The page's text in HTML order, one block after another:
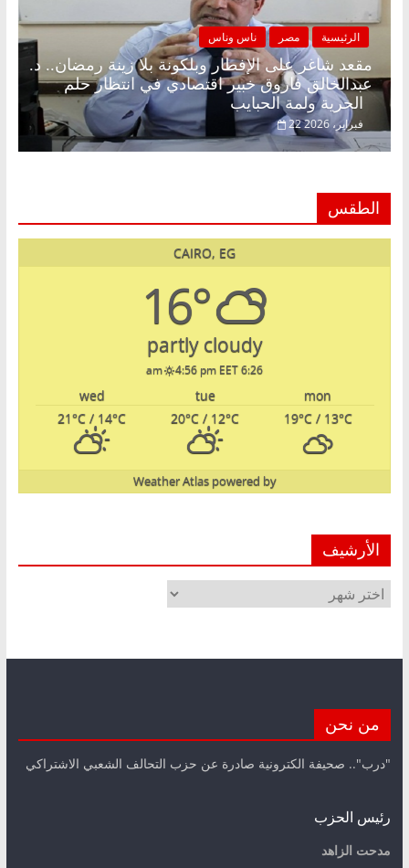
الرئيسية مصر ناس وناس
مقعد شاغر على الإفطار وبلكونة بلا زينة رمضان.. د.
عبدالخالق فاروق خبير اقتصادي في انتظار حلم
22 فبراير، 2026
الطقس
CAIRO, EG
16°
partly cloudy
6:26 am
4:56 pm EET
mon
tue
wed
19°C/ 13°C
20°C / 12°C
21°C / 14°C
powered by
Weather Atlas
الأرشيف
الأرشيف
من نحن
"درب".. صحيفة الكترونية صادرة عن حزب التحالف الشعبي الاشتراكي
رئيس الحزب
مدحت الزاهد